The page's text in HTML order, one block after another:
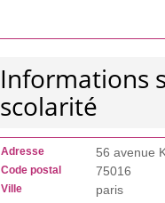
Informations
scolarité
Adresse 56 avenue
Code postal 75016
Ville paris